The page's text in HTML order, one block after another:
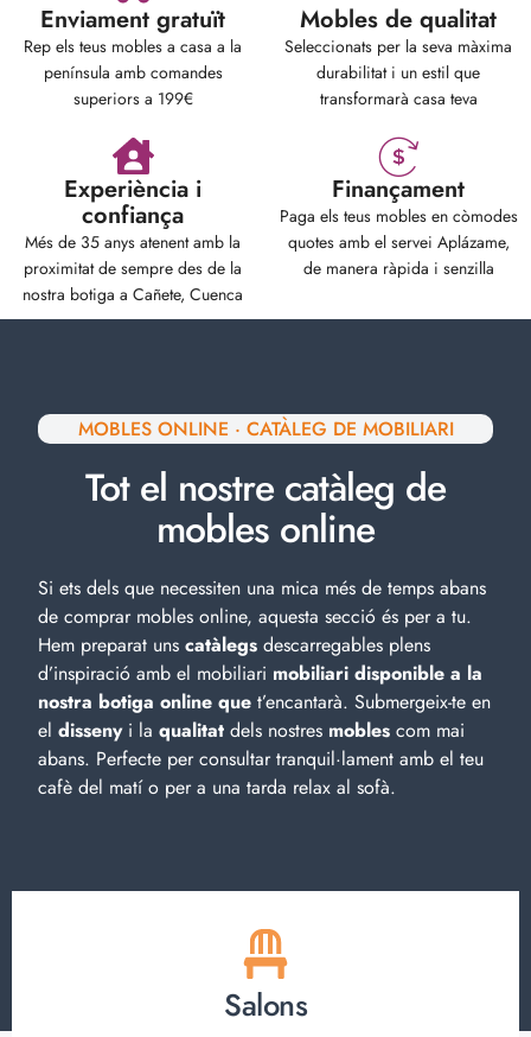
Enviament gratuït
Rep els teus mobles a casa a la
península amb comandes
superiors a 199€
Mobles de qualitat
Seleccionats per la seva màxima
durabilitat i un estil que
transformarà casa teva
Experiència i
confiança
Més de 35 anys atenent amb la
proximitat de sempre des de la
nostra botiga a Cañete, Cuenca
Finançament
Paga els teus mobles en còmodes
quotes amb el servei Aplázame,
de manera ràpida i senzilla
MOBLES ONLINE · CATÀLEG DE MOBILIARI
Tot el nostre catàleg de
mobles online
Si ets dels que necessiten una mica més de temps abans
de comprar mobles online, aquesta secció és per a tu.
Hem preparat uns catàlegs descarregables plens
d’inspiració amb el mobiliari mobiliari disponible a la
nostra botiga online que t’encantarà. Submergeix-te en
el dissenyi la qualitat dels nostres mobles com mai
abans. Perfecte per consultar tranquil·lament amb el teu
cafè del matí o per a una tarda relax al sofà.
Salons